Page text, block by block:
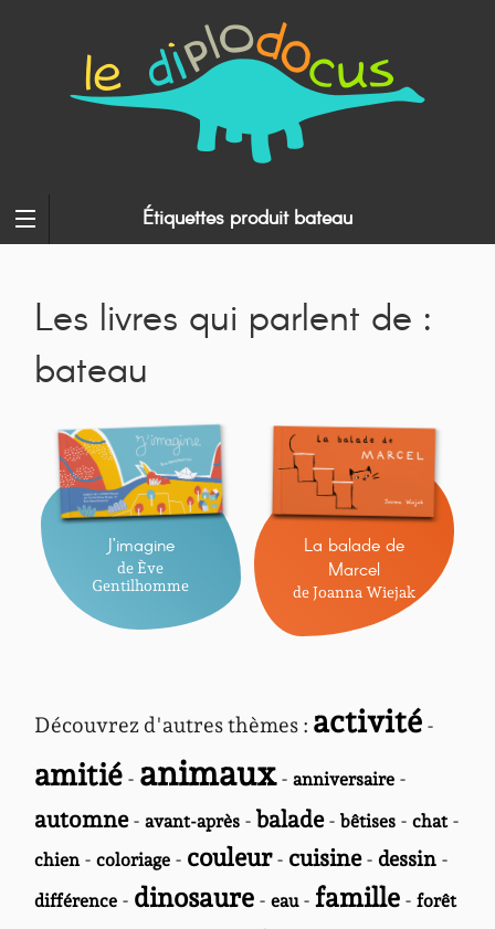
Étiquettes produit bateau
Les livres qui parlent de :
bateau
J’imagine
de Ève
Gentilhomme
La balade de
Marcel
de Joanna Wiejak
Découvrez d'autres thèmes : activité -
amitié - animaux- anniversaire -
automne- avant-après - balade- bêtises - chat-
chien- coloriage - couleur- cuisine- dessin -
différence - dinosaure - eau- famille - forêt